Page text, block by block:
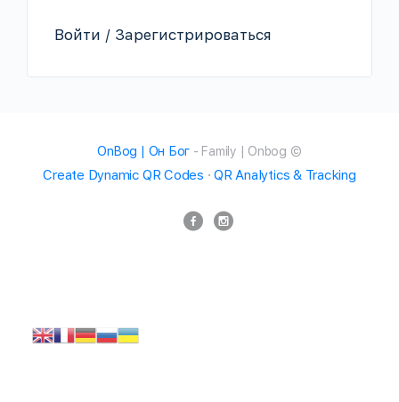
Войти / Зарегистрироваться
OnBog | Он Бог - Family | Onbog ©
Create Dynamic QR Codes ·QR Analytics & Tracking